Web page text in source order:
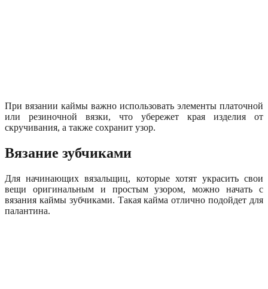
При вязании каймы важно использовать элементы платочной
или резиночной вязки, что убережет края изделия от
скручивания, а также сохранит узор.
Вязание зубчиками
Для начинающих вязальщиц, которые хотят украсить свои
вещи оригинальным и простым узором, можно начать с
вязания каймы зубчиками. Такая кайма отлично подойдет для
палантина.